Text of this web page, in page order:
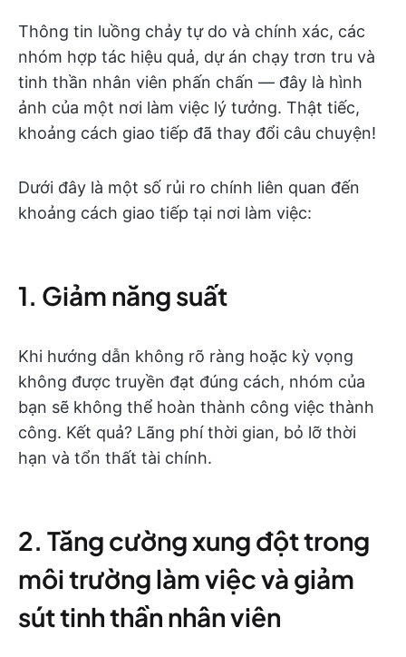
Thông tin luồng chảy tự do và chính xác, các
nhóm hợp tác hiệu quả, dự án chạy trơn tru và
tinh thần nhân viên phấn chấn — đây là hình
ảnh của một nơi làm việc lý tưởng. Thật tiếc,
khoảng cách giao tiếp đã thay đổi câu chuyện!
Dưới đây là một số rủi ro chính liên quan đến
khoảng cách giao tiếp tại nơi làm việc:
1. Giảm năng suất
Khi hướng dẫn không rõ ràng hoặc kỳ vọng
không được truyền đạt đúng cách, nhóm của
bạn sẽ không thể hoàn thành công việc thành
công. Kết quả? Lãng phí thời gian, bỏ lỡ thời
hạn và tổn thất tài chính.
2. Tăng cường xung đột trong
môi trường làm việc và giảm
sút tinh thần nhân viên